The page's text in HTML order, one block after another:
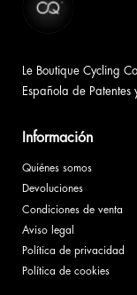
Le Boutique Cycling
Española de Patentes
Información
Quiénes somos
Devoluciones
Condiciones de venta
Aviso legal
Política de privacidad
Política de cookies